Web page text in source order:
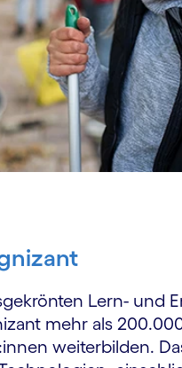
Lern- und
mehr als
weiterbilden.